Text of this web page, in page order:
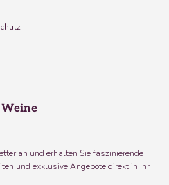
an und erhalten Sie faszinierende
und exklusive Angebote direkt in Ihr